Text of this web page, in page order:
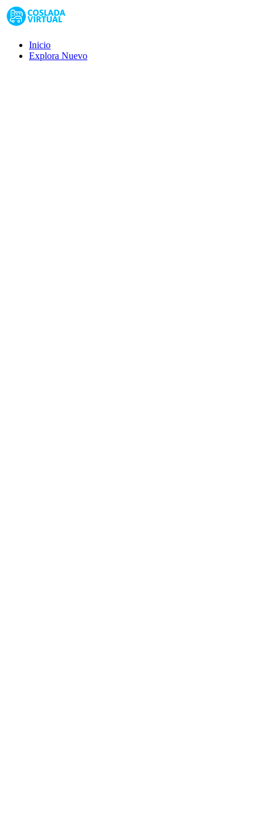
Inicio
Explora Nuevo